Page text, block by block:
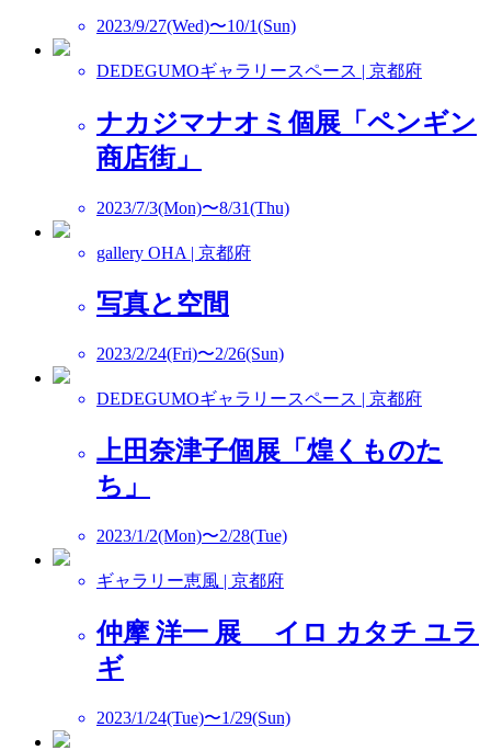
2023/9/27(Wed)〜10/1(Sun)
DEDEGUMOギャラリースペース | 京都府
ナカジマナオミ個展「ペンギン
商店街」
2023/7/3(Mon)〜8/31(Thu)
gallery OHA | 京都府
写真と空間
2023/2/24(Fri)〜2/26(Sun)
DEDEGUMOギャラリースペース | 京都府
上田奈津子個展「煌くものた
ち」
2023/1/2(Mon)〜2/28(Tue)
ギャラリー恵風 | 京都府
仲摩 洋一 展 イロ カタチ ユラ
ギ
2023/1/24(Tue)〜1/29(Sun)